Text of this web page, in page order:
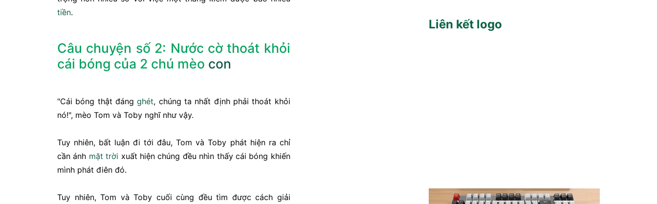
tiền.
Câu chuyện số 2: Nước cờ thoát khỏi
cái bóng của 2 chú mèo con
"Cái bóng thật đángghét, chúng ta nhất định phải thoát khỏi
nó!", mèo Tom và Toby nghĩ như vậy.
Tuy nhiên, bất luận đi tới đâu, Tom và Toby phát hiện ra chỉ
cần ánh mặt trời xuất hiện chúng đều nhìn thấy cái bóng khiến
mình phát điên đó.
Tuy nhiên, Tom và Toby cuối cùng đều tìm được cách giải
Liên kết logo